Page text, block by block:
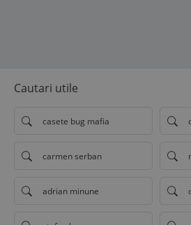
Cautari utile
casete bug mafia
carmen serban
adrian minune